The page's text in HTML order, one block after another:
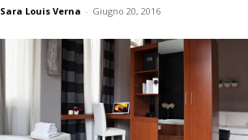
Sara Louis Verna - Giugno 20, 2016